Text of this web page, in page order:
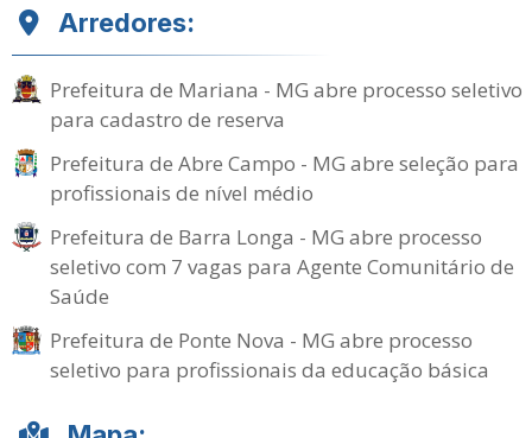
Arredores:
Prefeitura de Mariana - MG abre processo seletivo
para cadastro de reserva
Prefeitura de Abre Campo - MG abre seleção para
profissionais de nível médio
Prefeitura de Barra Longa - MG abre processo
seletivo com 7 vagas para Agente Comunitário de
Saúde
Prefeitura de Ponte Nova - MG abre processo
seletivo para profissionais da educação básica